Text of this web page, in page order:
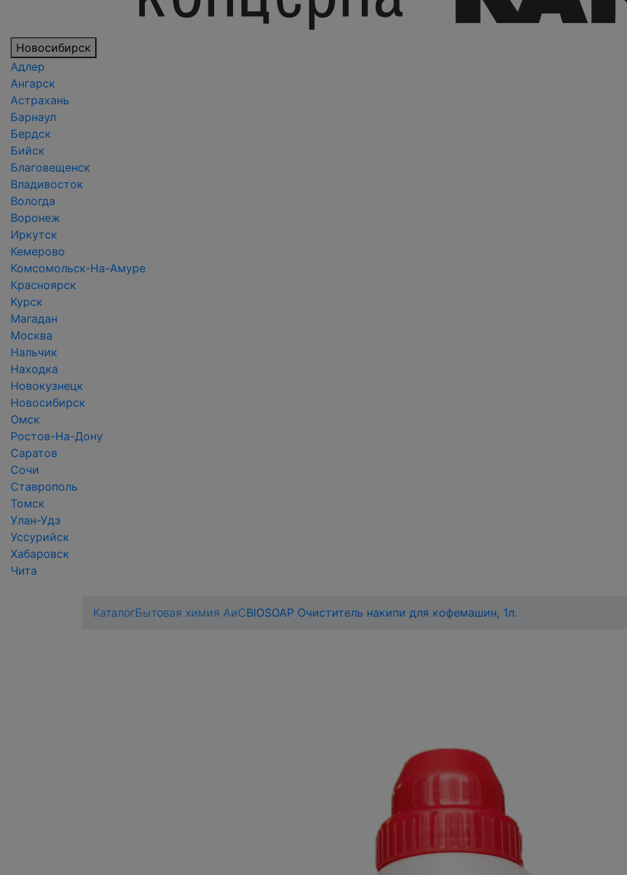
Новосибирск
Адлер
Ангарск
Астрахань
Барнаул
Бердск
Бийск
Благовещенск
Владивосток
Вологда
Воронеж
Иркутск
Кемерово
Комсомольск-На-Амуре
Красноярск
Курск
Магадан
Москва
Нальчик
Находка
Новокузнецк
Новосибирск
Омск
Ростов-На-Дону
Саратов
Сочи
Ставрополь
Томск
Улан-Удэ
Уссурийск
Хабаровск
Чита
КаталогБытовая химия АиСBIOSOAP Очиститель накипи для кофемашин, 1л.